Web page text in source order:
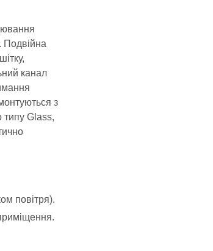
Подвійна
канал
з
типу Glass,
повітря).